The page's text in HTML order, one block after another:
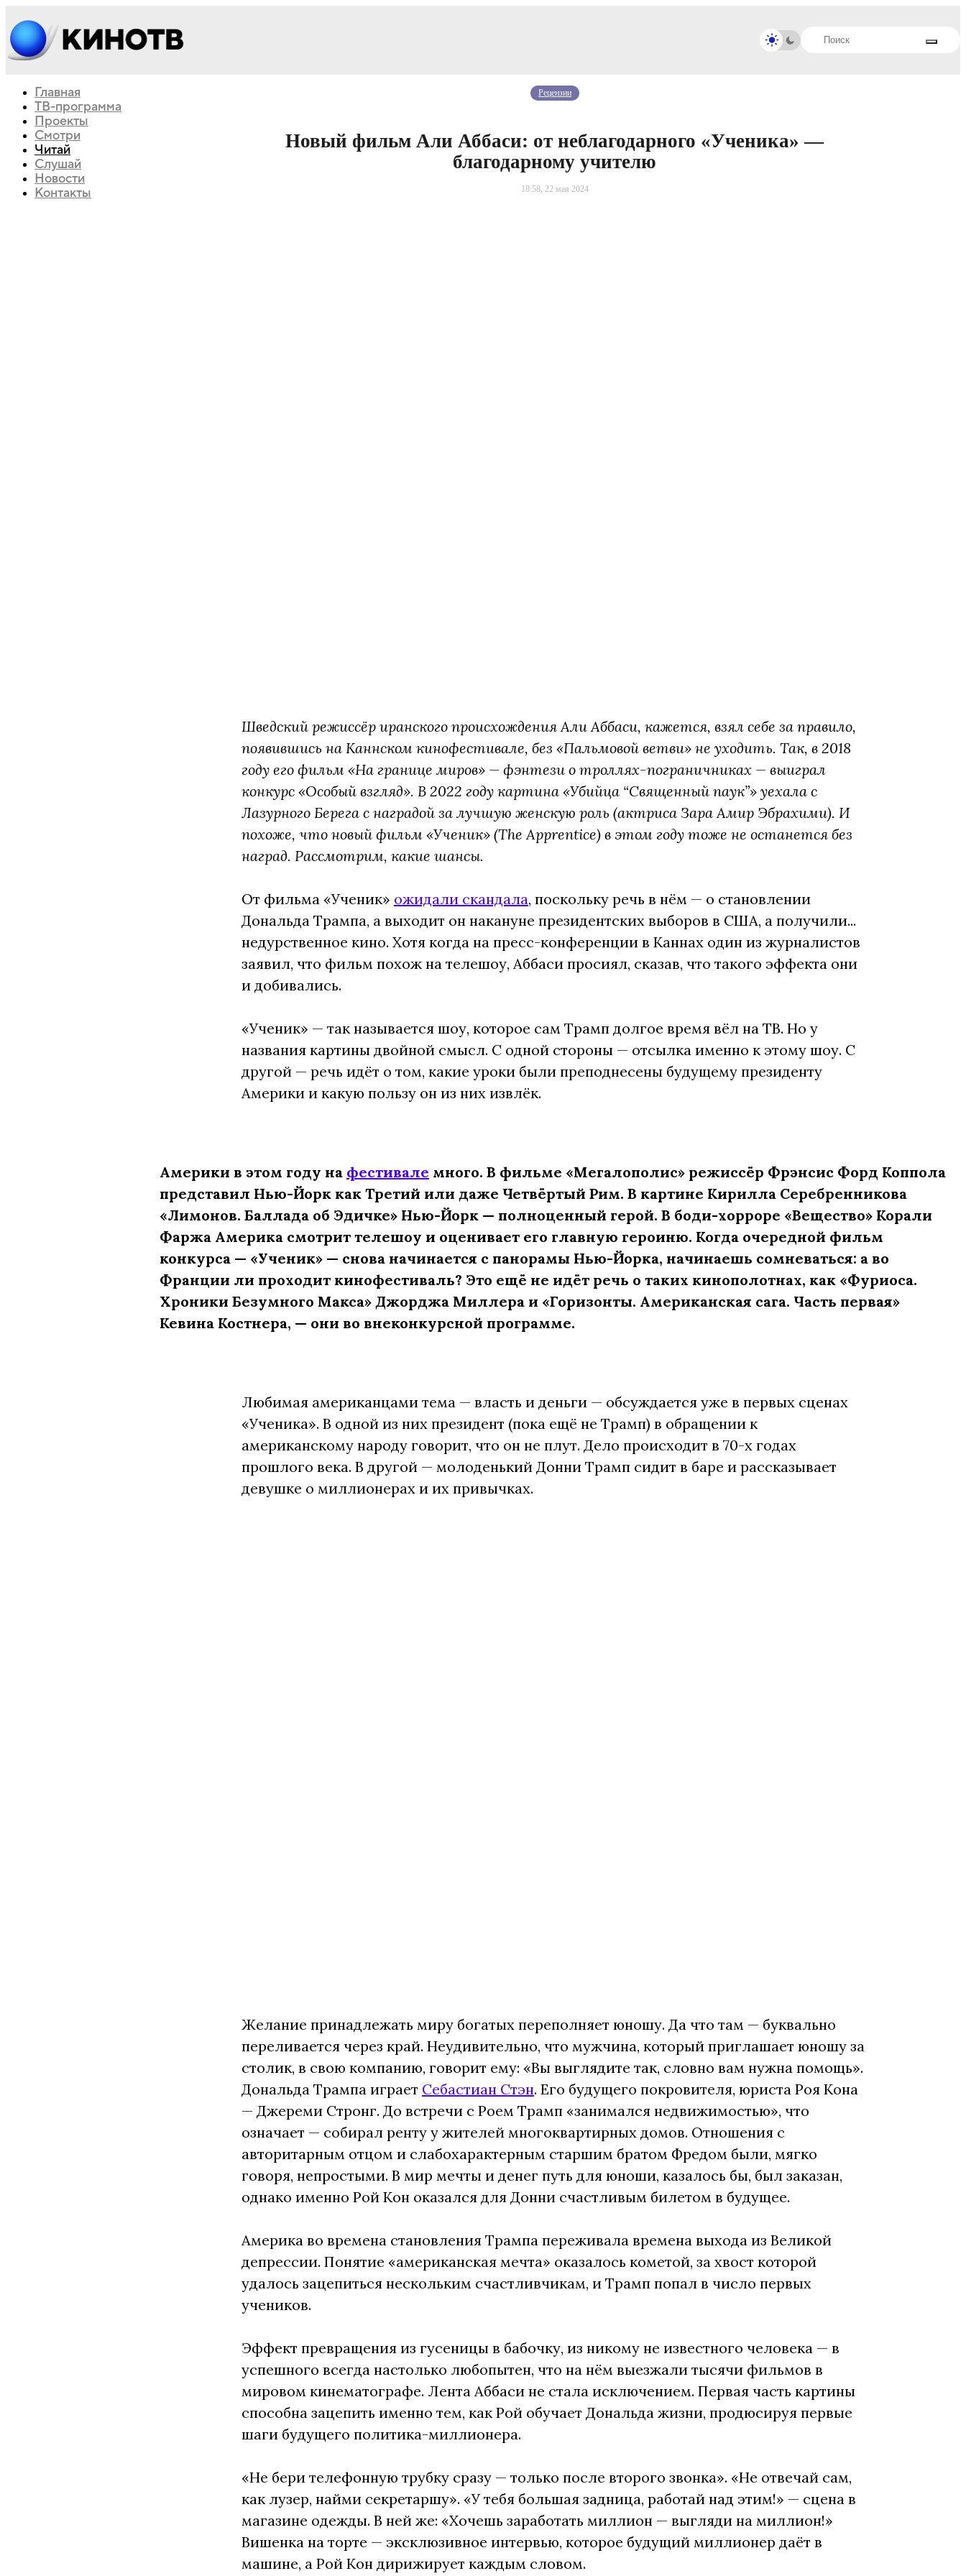
Главная
ТВ-программа
Проекты
Смотри
Читай
Слушай
Новости
Контакты
Рецензии
Новый фильм Али Аббаси: от неблагодарного «Ученика» —
благодарному учителю
18:58, 22 мая 2024
Шведский режиссёр иранского происхождения Али Аббаси, кажется, взял себе за правило,
появившись на Каннском кинофестивале, без «Пальмовой ветви» не уходить. Так, в 2018
году его фильм «На границе миров» — фэнтези о троллях-пограничниках — выиграл
конкурс «Особый взгляд». В 2022 году картина «Убийца “Священный паук”» уехала с
Лазурного Берега с наградой за лучшую женскую роль (актриса Зара Амир Эбрахими). И
похоже, что новый фильм «Ученик» (The Apprentice) в этом году тоже не останется без
наград. Рассмотрим, какие шансы.
От фильма «Ученик» ожидали скандала, поскольку речь в нём — о становлении
Дональда Трампа, а выходит он накануне президентских выборов в США, а получили...
недурственное кино. Хотя когда на пресс-конференции в Каннах один из журналистов
заявил, что фильм похож на телешоу, Аббаси просиял, сказав, что такого эффекта они
и добивались.
«Ученик» — так называется шоу, которое сам Трамп долгое время вёл на ТВ. Но у
названия картины двойной смысл. С одной стороны — отсылка именно к этому шоу. С
другой — речь идёт о том, какие уроки были преподнесены будущему президенту
Америки и какую пользу он из них извлёк.
Америки в этом году на фестивале много. В фильме «Мегалополис» режиссёр Фрэнсис Форд Коппола
представил Нью-Йорк как Третий или даже Четвёртый Рим. В картине Кирилла Серебренникова
«Лимонов. Баллада об Эдичке» Нью-Йорк — полноценный герой. В боди-хорроре «Вещество» Корали
Фаржа Америка смотрит телешоу и оценивает его главную героиню. Когда очередной фильм
конкурса — «Ученик» — снова начинается с панорамы Нью-Йорка, начинаешь сомневаться: а во
Франции ли проходит кинофестиваль? Это ещё не идёт речь о таких кинополотнах, как «Фуриоса.
Хроники Безумного Макса» Джорджа Миллера и «Горизонты. Американская сага. Часть первая»
Кевина Костнера, — они во внеконкурсной программе.
Любимая американцами тема — власть и деньги — обсуждается уже в первых сценах
«Ученика». В одной из них президент (пока ещё не Трамп) в обращении к
американскому народу говорит, что он не плут. Дело происходит в 70-х годах
прошлого века. В другой — молоденький Донни Трамп сидит в баре и рассказывает
девушке о миллионерах и их привычках.
Желание принадлежать миру богатых переполняет юношу. Да что там — буквально
переливается через край. Неудивительно, что мужчина, который приглашает юношу за
столик, в свою компанию, говорит ему: «Вы выглядите так, словно вам нужна помощь».
Дональда Трампа играет Себастиан Стэн. Его будущего покровителя, юриста Роя Кона
— Джереми Стронг. До встречи с Роем Трамп «занимался недвижимостью», что
означает — собирал ренту у жителей многоквартирных домов. Отношения с
авторитарным отцом и слабохарактерным старшим братом Фредом были, мягко
говоря, непростыми. В мир мечты и денег путь для юноши, казалось бы, был заказан,
однако именно Рой Кон оказался для Донни счастливым билетом в будущее.
Америка во времена становления Трампа переживала времена выхода из Великой
депрессии. Понятие «американская мечта» оказалось кометой, за хвост которой
удалось зацепиться нескольким счастливчикам, и Трамп попал в число первых
учеников.
Эффект превращения из гусеницы в бабочку, из никому не известного человека — в
успешного всегда настолько любопытен, что на нём выезжали тысячи фильмов в
мировом кинематографе. Лента Аббаси не стала исключением. Первая часть картины
способна зацепить именно тем, как Рой обучает Дональда жизни, продюсируя первые
шаги будущего политика-миллионера.
«Не бери телефонную трубку сразу — только после второго звонка». «Не отвечай сам,
как лузер, найми секретаршу». «У тебя большая задница, работай над этим!» — сцена в
магазине одежды. В ней же: «Хочешь заработать миллион — выгляди на миллион!»
Вишенка на торте — эксклюзивное интервью, которое будущий миллионер даёт в
машине, а Рой Кон дирижирует каждым словом.